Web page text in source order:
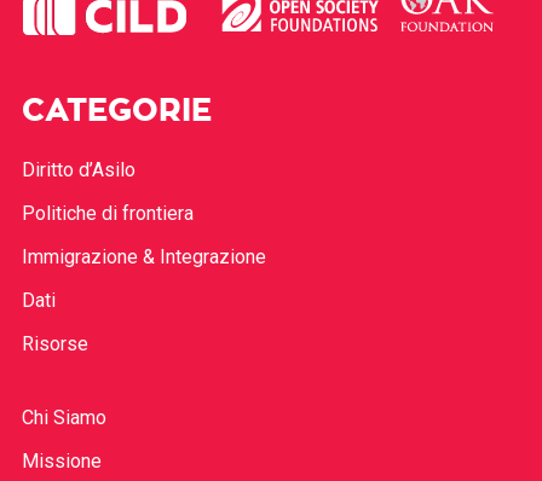
CATEGORIE
Diritto d’Asilo
Politiche di frontiera
Immigrazione & Integrazione
Dati
Risorse
Chi Siamo
Missione